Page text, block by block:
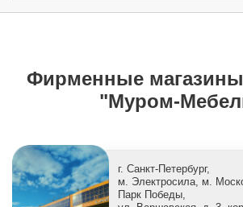
Фирменные
"Муром-
г. Санкт-Петербург,
м. Электросила, м.
Парк Победы,